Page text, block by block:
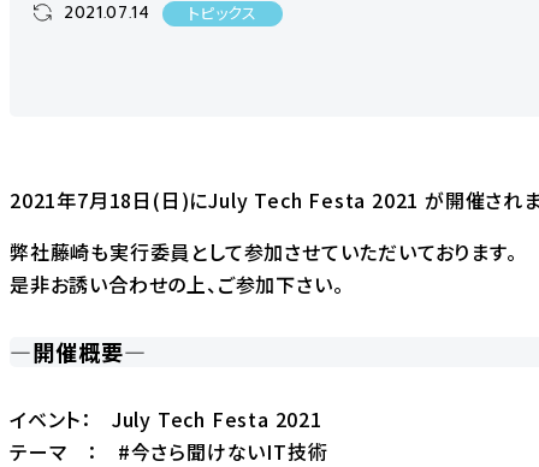
2021.07.14 トピックス
2021年7月18日(日)にJuly Tech Festa 2021 が開催されま
弊社藤崎も実行委員として参加させていただいております。
是非お誘い合わせの上、ご参加下さい。
—開催概要—
イベント： July Tech Festa 2021
テーマ ： #今さら聞けないIT技術